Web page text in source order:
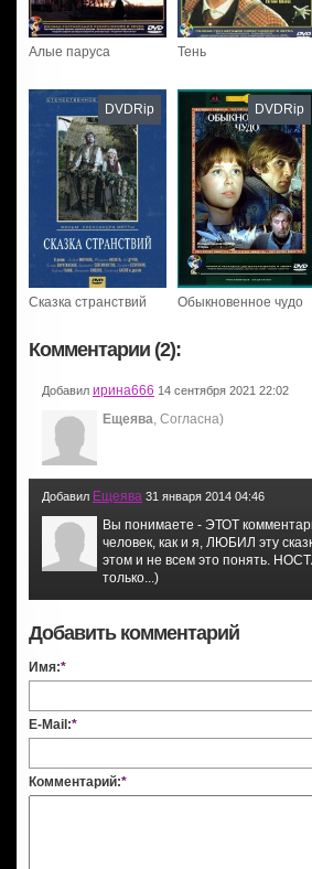
Алые паруса Тень
Сказка странствий
DVDRip
Обыкновенное чудо
DVDRip
Комментарии (2):
Добавил ирина666 14 сентября 2021 22:02
Ещеява , Согласна)
Добавил Ещеява 31 января 2014 04:46
Вы понимаете - ЭТОТ
человек, как и я, ЛЮБИЛ эту
этом и не всем это понять.
только...)
Добавить комментарий
Имя:*
E-Mail:*
Комментарий:*